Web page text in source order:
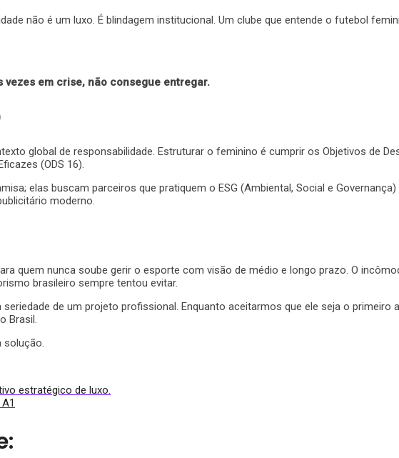
não é um luxo. É blindagem institucional. Um clube que entende o futebol
em crise, não consegue entregar.
global de responsabilidade. Estruturar o feminino é cumprir os Objetivos de
(ODS 16).
elas buscam parceiros que pratiquem o ESG (Ambiental, Social e
moderno.
quem nunca soube gerir o esporte com visão de médio e longo prazo. O
brasileiro sempre tentou evitar.
de um projeto profissional. Enquanto aceitarmos que ele seja o primeiro
Brasil.
solução.
estratégico de luxo.